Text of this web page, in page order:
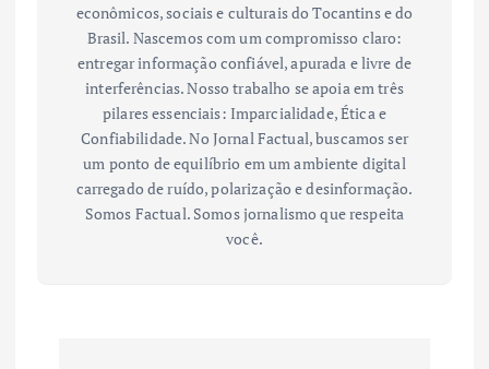
econômicos, sociais e culturais do Tocantins e do
Brasil. Nascemos com um compromisso claro:
entregar informação confiável, apurada e livre de
interferências. Nosso trabalho se apoia em três
pilares essenciais: Imparcialidade, Ética e
Confiabilidade. No Jornal Factual, buscamos ser
um ponto de equilíbrio em um ambiente digital
carregado de ruído, polarização e desinformação.
Somos Factual. Somos jornalismo que respeita
você.